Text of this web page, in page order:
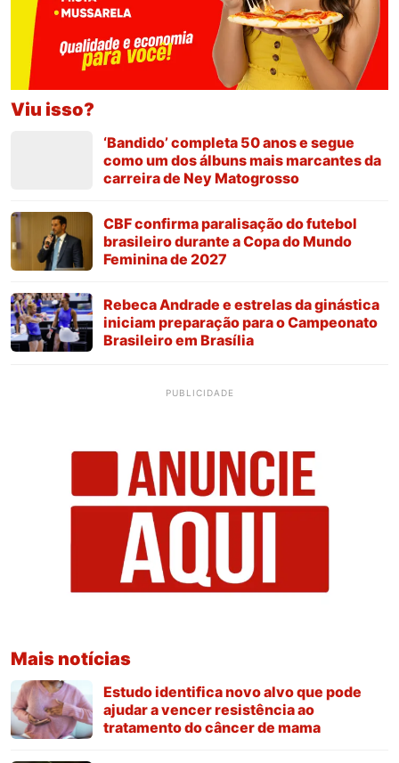
Viu isso?
‘Bandido’ completa 50 anos e segue
como um dos álbuns mais marcantes da
carreira de Ney Matogrosso
CBF confirma paralisação do futebol
brasileiro durante a Copa do Mundo
Feminina de 2027
Rebeca Andrade e estrelas da ginástica
iniciam preparação para o Campeonato
Brasileiro em Brasília
PUBLICIDADE
Mais notícias
Estudo identifica novo alvo que pode
ajudar a vencer resistência ao
tratamento do câncer de mama